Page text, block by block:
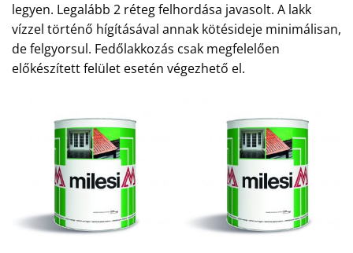
legyen. Legalább 2 réteg felhordása javasolt. A lakk
vízzel történő hígításával annak kötésideje minimálisan,
de felgyorsul. Fedőlakkozás csak megfelelően
előkészített felület esetén végezhető el.